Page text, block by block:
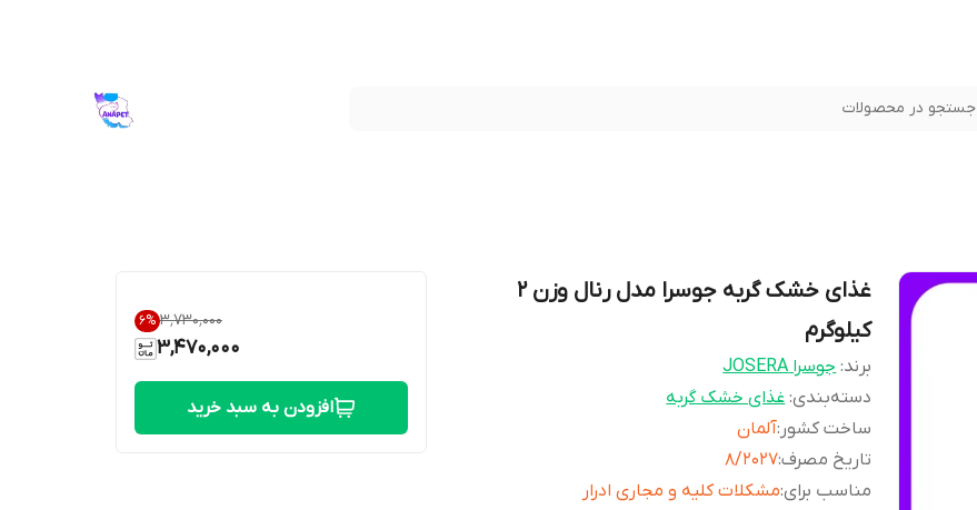
جستجو در محصولات
غذای خشک گربه جوسرا مدل رنال وزن 2
کیلوگرم
برند: جوسرا JOSERA
دسته‌بندی:غذای خشک گربه
ساخت کشور :آلمان
تاریخ مصرف:
8/2027
مناسب برای:مشکلات کلیه و مجاری ادرار
۳٬۷۳۰٬۰۰۰ 6%
3,470,000
افزودن به سبد خرید